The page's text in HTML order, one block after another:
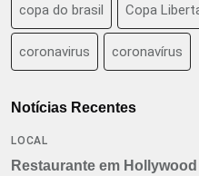
copa do brasil Copa
coronavirus coronavírus
Notícias Recentes
LOCAL
Restaurante em